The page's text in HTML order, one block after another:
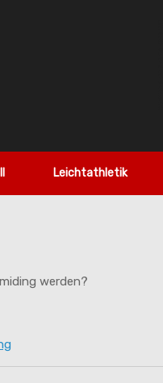
Leichtathletik
werden?